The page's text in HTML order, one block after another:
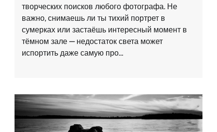
творческих поисков любого фотографа. Не
важно, снимаешь ли ты тихий портрет в
сумерках или застаёшь интересный момент в
тёмном зале — недостаток света может
испортить даже самую про…